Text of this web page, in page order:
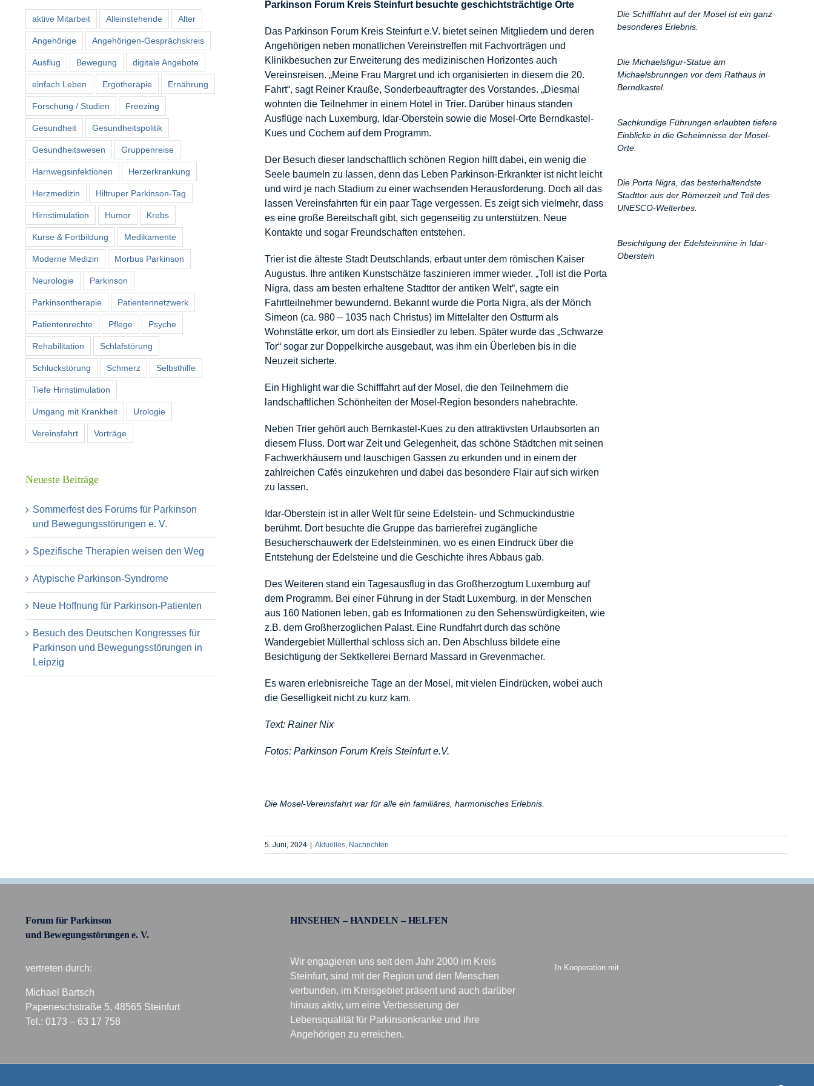
Parkinson Forum Kreis Steinfurt besuchte geschichtsträchtige Orte
Das Parkinson Forum Kreis Steinfurt e.V. bietet seinen Mitgliedern und deren
Angehörigen neben monatlichen Vereinstreffen mit Fachvorträgen und
Klinikbesuchen zur Erweiterung des medizinischen Horizontes auch
Vereinsreisen. „Meine Frau Margret und ich organisierten in diesem die 20.
Fahrt“, sagt Reiner Krauße, Sonderbeauftragter des Vorstandes. „Diesmal
wohnten die Teilnehmer in einem Hotel in Trier. Darüber hinaus standen
Ausflüge nach Luxemburg, Idar-Oberstein sowie die Mosel-Orte Berndkastel-
Kues und Cochem auf dem Programm.
Der Besuch dieser landschaftlich schönen Region hilft dabei, ein wenig die
Seele baumeln zu lassen, denn das Leben Parkinson-Erkrankter ist nicht leicht
und wird je nach Stadium zu einer wachsenden Herausforderung. Doch all das
lassen Vereinsfahrten für ein paar Tage vergessen. Es zeigt sich vielmehr, dass
es eine große Bereitschaft gibt, sich gegenseitig zu unterstützen. Neue
Kontakte und sogar Freundschaften entstehen.
Trier ist die älteste Stadt Deutschlands, erbaut unter dem römischen Kaiser
Augustus. Ihre antiken Kunstschätze faszinieren immer wieder. „Toll ist die Porta
Nigra, dass am besten erhaltene Stadttor der antiken Welt“, sagte ein
Fahrtteilnehmer bewundernd. Bekannt wurde die Porta Nigra, als der Mönch
Simeon (ca. 980 – 1035 nach Christus) im Mittelalter den Ostturm als
Wohnstätte erkor, um dort als Einsiedler zu leben. Später wurde das „Schwarze
Tor“ sogar zur Doppelkirche ausgebaut, was ihm ein Überleben bis in die
Neuzeit sicherte.
Ein Highlight war die Schifffahrt auf der Mosel, die den Teilnehmern die
landschaftlichen Schönheiten der Mosel-Region besonders nahebrachte.
Neben Trier gehört auch Bernkastel-Kues zu den attraktivsten Urlaubsorten an
diesem Fluss. Dort war Zeit und Gelegenheit, das schöne Städtchen mit seinen
Fachwerkhäusern und lauschigen Gassen zu erkunden und in einem der
zahlreichen Cafés einzukehren und dabei das besondere Flair auf sich wirken
zu lassen.
Idar-Oberstein ist in aller Welt für seine Edelstein- und Schmuckindustrie
berühmt. Dort besuchte die Gruppe das barrierefrei zugängliche
Besucherschauwerk der Edelsteinminen, wo es einen Eindruck über die
Entstehung der Edelsteine und die Geschichte ihres Abbaus gab.
Des Weiteren stand ein Tagesausflug in das Großherzogtum Luxemburg auf
dem Programm. Bei einer Führung in der Stadt Luxemburg, in der Menschen
aus 160 Nationen leben, gab es Informationen zu den Sehenswürdigkeiten, wie
z.B. dem Großherzoglichen Palast. Eine Rundfahrt durch das schöne
Wandergebiet Müllerthal schloss sich an. Den Abschluss bildete eine
Besichtigung der Sektkellerei Bernard Massard in Grevenmacher.
Es waren erlebnisreiche Tage an der Mosel, mit vielen Eindrücken, wobei auch
die Geselligkeit nicht zu kurz kam.
Text: Rainer Nix
Fotos: Parkinson Forum Kreis Steinfurt e.V.
Die Mosel-Vereinsfahrt war für alle ein familiäres, harmonisches Erlebnis.
Die Schifffahrt auf der Mosel ist ein ganz
besonderes Erlebnis.
Die Michaelsfigur-Statue am
Michaelsbrunngen vor dem Rathaus in
Berndkastel.
Sachkundige Führungen erlaubten tiefere
Einblicke in die Geheimnisse der Mosel-
Orte.
Die Porta Nigra, das besterhaltendste
Stadttor aus der Römerzeit und Teil des
UNESCO-Welterbes.
Besichtigung der Edelsteinmine in Idar-
Oberstein
5. Juni, 2024 Aktuelles, Nachrichten
aktive Mitarbeit Alleinstehende Alter
Angehörige Angehörigen-Gesprächskreis
Ausflug Bewegung digitale Angebote
einfach Leben Ergotherapie Ernährung
Forschung / Studien Freezing
Gesundheit Gesundheitspolitik
Gesundheitswesen Gruppenreise
Harnwegsinfektionen Herzerkrankung
Herzmedizin Hiltruper Parkinson-Tag
Hirnstimulation Humor Krebs
Kurse & Fortbildung Medikamente
Moderne Medizin Morbus Parkinson
Neurologie Parkinson
Parkinsontherapie Patientennetzwerk
Patientenrechte Pflege Psyche
Rehabilitation Schlafstörung
Schluckstörung Schmerz Selbsthilfe
Tiefe Hirnstimulation
Umgang mit Krankheit Urologie
Vereinsfahrt Vorträge
Neueste Beiträge
Sommerfest des Forums für Parkinson
und Bewegungsstörungen e. V.
Spezifische Therapien weisen den Weg
Atypische Parkinson-Syndrome
Neue Hoffnung für Parkinson-Patienten
Besuch des Deutschen Kongresses für
Parkinson und Bewegungsstörungen in
Leipzig
Forum für Parkinson
und Bewegungsstörungen e. V.
vertreten durch:
Michael Bartsch
Papeneschstraße 5, 48565 Steinfurt
Tel.: 0173 – 63 17 758
HINSEHEN – HANDELN – HELFEN
Wir engagieren uns seit dem Jahr 2000 im Kreis
Steinfurt, sind mit der Region und den Menschen
verbunden, im Kreisgebiet präsent und auch darüber
hinaus aktiv, um eine Verbesserung der
Lebensqualität für Parkinsonkranke und ihre
Angehörigen zu erreichen.
In Kooperation mit